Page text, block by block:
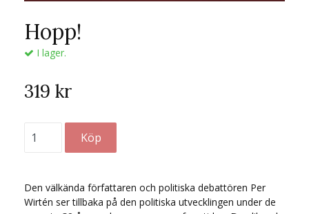
Hopp!
I lager.
319 kr
Den välkända författaren och politiska debattören Per
Wirtén ser tillbaka på den politiska utvecklingen under de